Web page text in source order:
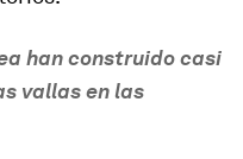
han construido casi
vallas en las